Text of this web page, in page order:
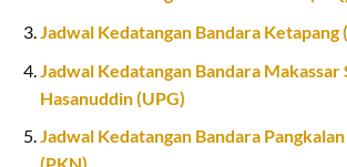
Jadwal Kedatangan Bandara Ketapang
Jadwal Kedatangan Bandara Makassar
Hasanuddin (UPG)
Jadwal Kedatangan Bandara